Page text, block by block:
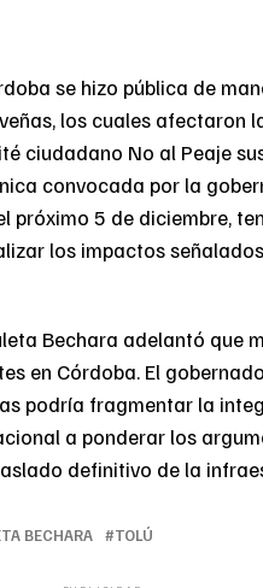
se hizo pública de
los cuales afectaron
ciudadano No al Peaje
convocada por la
próximo 5 de diciembre,
los impactos
Bechara adelantó que
en Córdoba. El
podría fragmentar la
a ponderar los
definitivo de la
BECHARA TOLÚ